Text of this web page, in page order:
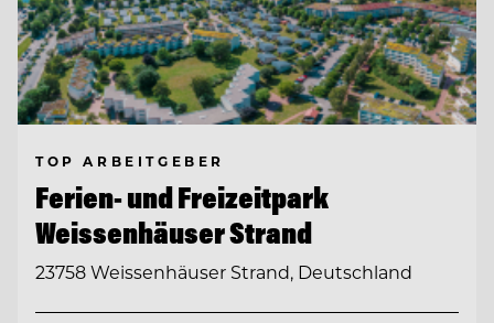
TOP ARBEITGEBER
Ferien- und Freizeitpark
Weissenhäuser Strand
23758 Weissenhäuser Strand, Deutschland